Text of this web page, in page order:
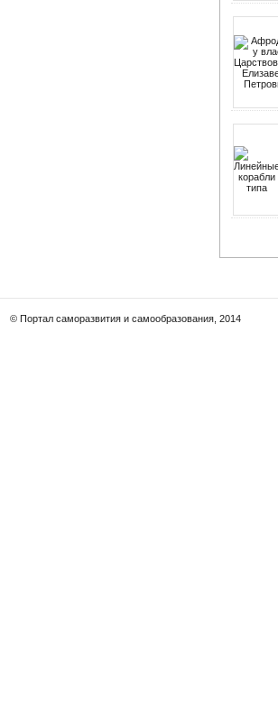
© Портал саморазвития и самообразования, 2014